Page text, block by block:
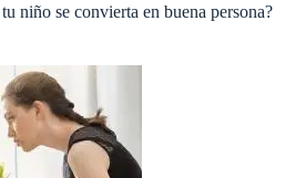
niño se convierta en buena persona?